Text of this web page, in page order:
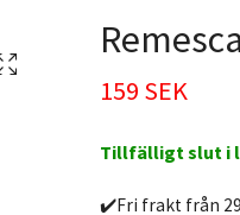
159 SEK
Tillfälligt slut i
✔️Fri frakt från